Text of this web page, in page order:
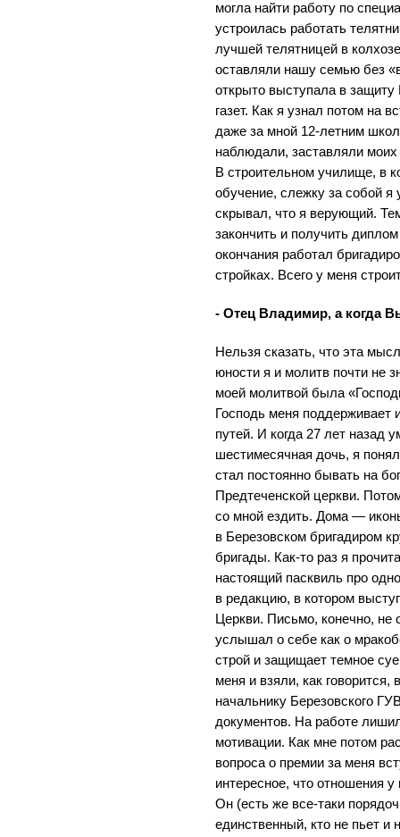
могла найти работу по
устроилась работать
лучшей телятницей в
оставляли нашу семью без
открыто выступала в
газет. Как я узнал потом на
даже за мной 12-летним
наблюдали, заставляли
В строительном училище, в
обучение, слежку за собой я
скрывал, что я верующий.
закончить и получить
окончания работал
стройках. Всего у меня
- Отец Владимир, а когда
Нельзя сказать, что эта
юности я и молитв почти не
моей молитвой была
Господь меня поддерживает
путей. И когда 27 лет назад
шестимесячная дочь, я
стал постоянно бывать на
Предтеченской церкви.
со мной ездить. Дома —
в Березовском бригадиром
бригады. Как-то раз я
настоящий пасквиль про
в редакцию, в котором
Церкви. Письмо, конечно, не
услышал о себе как о
строй и защищает темное
меня и взяли, как
начальнику Березовского
документов. На работе
мотивации. Как мне потом
вопроса о премии за меня
интересное, что отношения
Он (есть же все-таки
единственный, кто не пьет и